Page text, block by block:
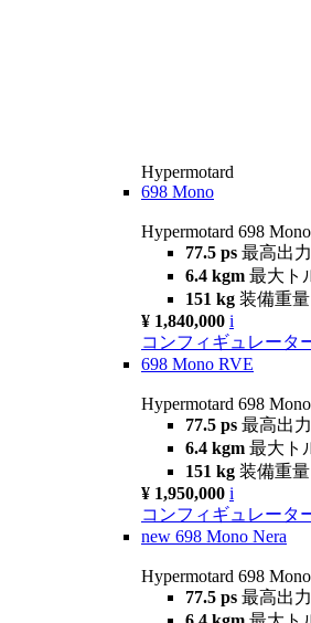
Hypermotard
698 Mono
Hypermotard 698 Mono
77.5 ps 最高出力
6.4 kgm 最大ト
151 kg 装備重量
¥ 1,840,000 i
コンフィギュレータ
698 Mono RVE
Hypermotard 698
77.5 ps 最高出力
6.4 kgm 最大ト
151 kg 装備重量
¥ 1,950,000 i
コンフィギュレータ
new 698 Mono Nera
Hypermotard 698
77.5 ps 最高出力